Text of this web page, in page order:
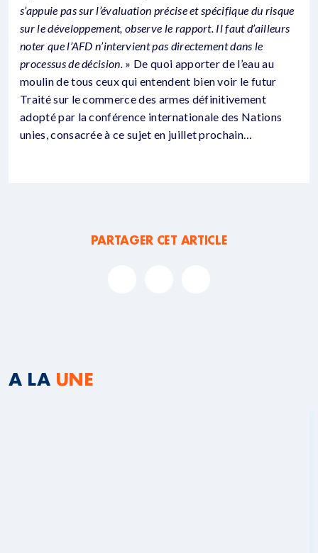
s’appuie pas sur l’évaluation précise et spécifique du risque
sur le développement, observe le rapport. Il faut d’ailleurs
noter que l’AFD n’intervient pas directement dans le
processus de décision. » De quoi apporter de l’eau au
moulin de tous ceux qui entendent bien voir le futur
Traité sur le commerce des armes définitivement
adopté par la conférence internationale des Nations
unies, consacrée à ce sujet en juillet prochain…
PARTAGER CET ARTICLE
A LA UNE